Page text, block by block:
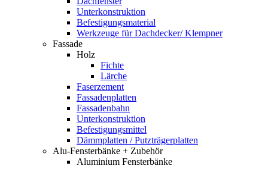
Unterkonstruktion
Befestigungsmaterial
Werkzeuge für Dachdecker/ Klempner
Fassade
Holz
Fichte
Lärche
Faserzement
Fassadenplatten
Fassadenbahn
Unterkonstruktion
Befestigungsmittel
Dämmplatten / Putzträgerplatten
Alu-Fensterbänke + Zubehör
Aluminium Fensterbänke